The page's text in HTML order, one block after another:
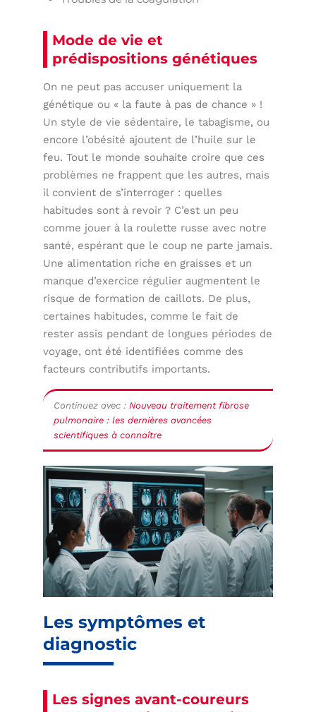
Mode de vie et
prédispositions génétiques
On ne peut pas accuser uniquement la
génétique ou « la faute à pas de chance » !
Un style de vie sédentaire, le tabagisme, ou
encore l’obésité ajoutent de l’huile sur le
feu. Tout le monde souhaite croire que ces
problèmes ne frappent que les autres, mais
il convient de s’interroger : quelles
habitudes sont à revoir ? C’est un peu
comme jouer à la roulette russe avec notre
santé, espérant que le coup ne parte jamais.
Une alimentation riche en graisses et un
manque d’exercice régulier augmentent le
risque de formation de caillots. De plus,
certaines habitudes, comme le fait de
rester assis pendant de longues périodes de
voyage, ont été identifiées comme des
facteurs contributifs importants.
Continuez avec : Nouveau traitement fibrose
pulmonaire : les dernières avancées
scientifiques à connaître
Les symptômes et
diagnostic
Les signes avant-coureurs